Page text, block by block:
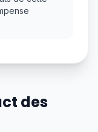
des